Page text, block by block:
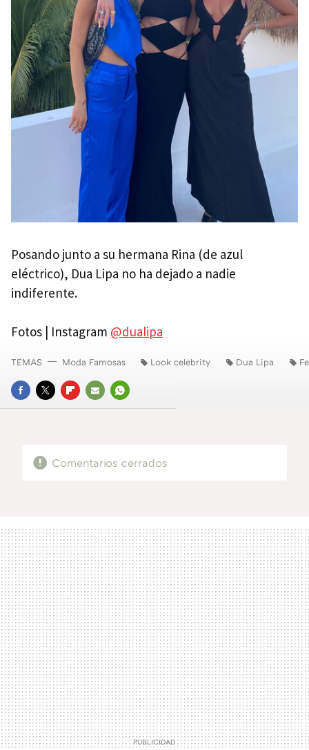
Posando junto a su hermana Rina (de azul
eléctrico), Dua Lipa no ha dejado a nadie
indiferente.
Fotos | Instagram @dualipa
FACEBOOK
TWITTERFLIPBOARD
E-
WHATSAPP
TEMAS Moda Famosas Look celebrity Dua Lipa
Comentarios cerrados